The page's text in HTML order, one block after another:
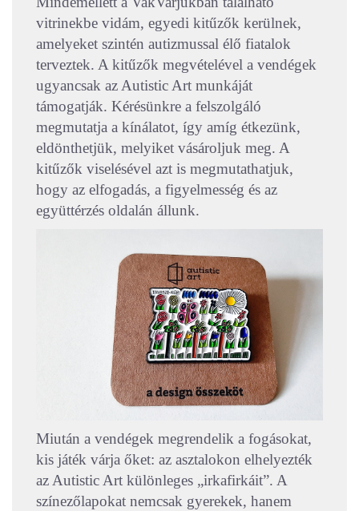
vitrinekbe vidám, egyedi kitűzők kerülnek,
amelyeket szintén autizmussal élő fiatalok
terveztek. A kitűzők megvételével a vendégek
ugyancsak az Autistic Art munkáját
támogatják. Kérésünkre a felszolgáló
megmutatja a kínálatot, így amíg étkezünk,
eldönthetjük, melyiket vásároljuk meg. A
kitűzők viselésével azt is megmutathatjuk,
hogy az elfogadás, a figyelmesség és az
együttérzés oldalán állunk.
Miután a vendégek megrendelik a fogásokat,
kis játék várja őket: az asztalokon elhelyezték
az Autistic Art különleges „irkafirkáit”. A
színezőlapokat nemcsak gyerekek, hanem